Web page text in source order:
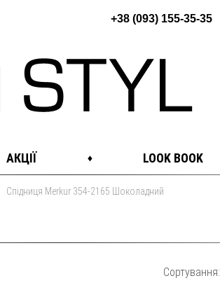
+38 (093) 155-35-35
АКЦІЇ LOOK BOOK
Спідниця Merkur 354-2165 Шоколадний
Сортування: